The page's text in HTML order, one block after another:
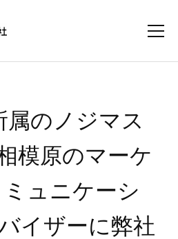
属のノジマス
模原のマーケ
ュニケーシ
イザーに弊社